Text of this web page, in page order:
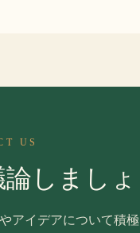
US
しましょ
アイデアについて積